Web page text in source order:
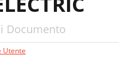
Documento
Utente